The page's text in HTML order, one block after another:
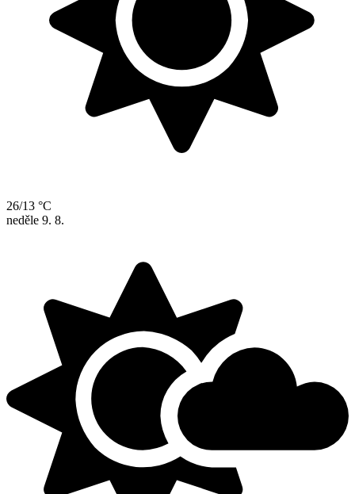
26/13 °C
neděle 9. 8.